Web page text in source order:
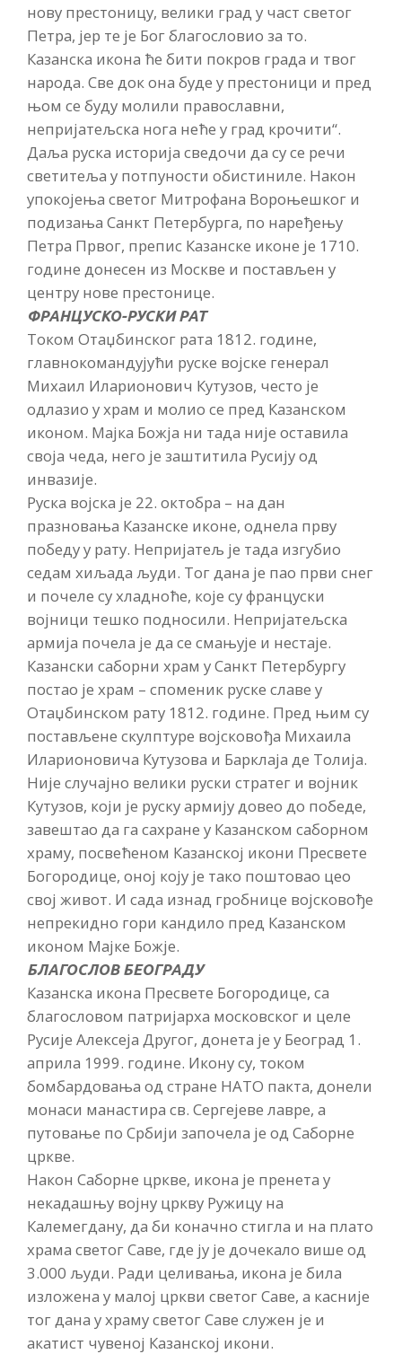
нову престоницу, велики град у част светог
Петра, јер те је Бог благословио за то.
Казанска икона ће бити покров града и твог
народа. Све док она буде у престоници и пред
њом се буду молили православни,
непријатељска нога неће у град крочити“.
Даља руска историја сведочи да су се речи
светитеља у потпуности обистиниле. Након
упокојења светог Митрофана Вороњешког и
подизања Санкт Петербурга, по наређењу
Петра Првог, препис Казанске иконе је 1710.
године донесен из Москве и постављен у
центру нове престонице.
ФРАНЦУСКО-РУСКИ РАТ
Током Отаџбинског рата 1812. године,
главнокомандујући руске војске генерал
Михаил Иларионович Кутузов, често је
одлазио у храм и молио се пред Казанском
иконом. Мајка Божја ни тада није оставила
своја чеда, него је заштитила Русију од
инвазије.
Руска војска је 22. октобра – на дан
празновања Казанске иконе, однела прву
победу у рату. Непријатељ је тада изгубио
седам хиљада људи. Тог дана је пао први снег
и почеле су хладноће, које су француски
војници тешко подносили. Непријатељска
армија почела је да се смањује и нестаје.
Казански саборни храм у Санкт Петербургу
постао је храм – споменик руске славе у
Отаџбинском рату 1812. године. Пред њим су
постављене скулптуре војсковођа Михаила
Иларионовича Кутузова и Барклаја де Толија.
Није случајно велики руски стратег и војник
Кутузов, који је руску армију довео до победе,
завештао да га сахране у Казанском саборном
храму, посвећеном Казанској икони Пресвете
Богородице, оној коју је тако поштовао цео
свој живот. И сада изнад гробнице војсковође
непрекидно гори кандило пред Казанском
иконом Мајке Божје.
БЛАГОСЛОВ БЕОГРАДУ
Казанска икона Пресвете Богородице, са
благословом патријарха московског и целе
Русије Алексеја Другог, донета је у Београд 1.
априла 1999. године. Икону су, током
бомбардовања од стране НАТО пакта, донели
монаси манастира св. Сергејеве лавре, а
путовање по Србији започела је од Саборне
цркве.
Након Саборне цркве, икона је пренета у
некадашњу војну цркву Ружицу на
Калемегдану, да би коначно стигла и на плато
храма светог Саве, где ју је дочекало више од
3.000 људи. Ради целивања, икона је била
изложена у малој цркви светог Саве, а касније
тог дана у храму светог Саве служен је и
акатист чувеној Казанској икони.